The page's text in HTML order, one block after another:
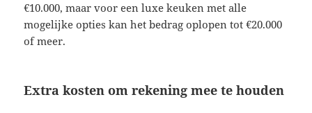
€10.000, maar voor een luxe keuken met alle
mogelijke opties kan het bedrag oplopen tot €20.000
of meer.
Extra kosten om rekening mee te houden